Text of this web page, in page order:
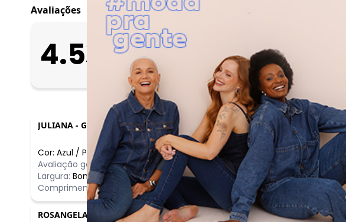
Avaliações
4.547 avaliações
O que as clientes acharam da largura?
Apertado
JULIANA - GRAMADO - RS
Cor: Azul / P
Avaliação geral do produto: Ótimo
Largura: Bom
Comprimento:Bom
Comentário:
Ótimo
ROSANGELA BELO HORIZONTE - MG